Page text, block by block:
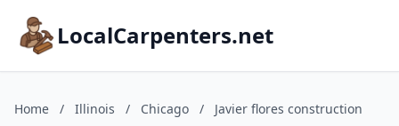
LocalCarpenters.net
Home / Illinois / Chicago / Javier flores construction